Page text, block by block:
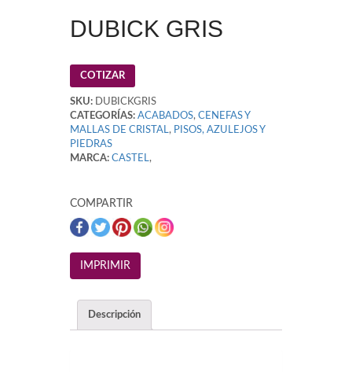
DUBICK GRIS
COTIZAR
SKU: DUBICKGRIS
CATEGORÍAS: ACABADOS, CENEFAS Y
MALLAS DE CRISTAL, PISOS, AZULEJOS Y
PIEDRAS
MARCA: CASTEL,
COMPARTIR
Descripción